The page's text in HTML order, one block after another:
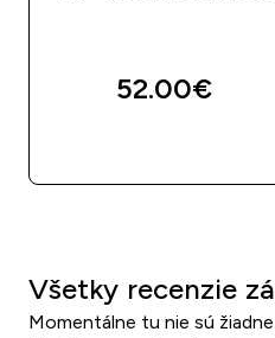
52.00€‎
Všetky recenzie
Momentálne tu nie sú žiadne